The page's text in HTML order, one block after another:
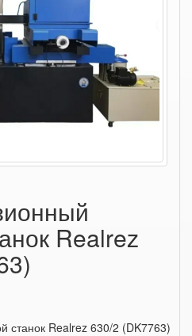
Realrez
станок Realrez 630/2 (DK7763)